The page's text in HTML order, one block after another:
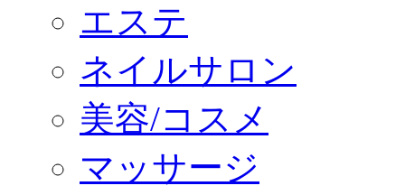
エステ
ネイルサロン
美容/コスメ
マッサージ